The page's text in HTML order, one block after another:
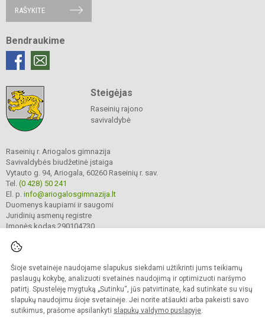
Šioje svetainėje naudojame slapukus siekdami užtikrinti jums teikiamų
paslaugų kokybę, analizuoti svetainės naudojimą ir optimizuoti naršymo
patirtį. Spustelėję mygtuką „Sutinku“, jūs patvirtinate, kad sutinkate su visų
slapukų naudojimu šioje svetainėje. Jei norite atšaukti arba pakeisti savo
sutikimus, prašome apsilankyti slapukų valdymo puslapyje.
RAŠYKITE
Bendraukime
Steigėjas
Raseinių rajono
savivaldybė
Raseinių r. Ariogalos gimnazija
Savivaldybės biudžetinė įstaiga
Vytauto g. 94, Ariogala, 60260 Raseinių r. sav.
Tel. (0 428) 50 241
El. p. info@ariogalosgimnazija.lt
Duomenys kaupiami ir saugomi
Juridinių asmenų registre
Įmonės kodas 290104730
© 2022. Raseinių r. Ariogalos gimnazija. Visos teisės saugomos.
Kopijuoti turinį be raštiško gimnazijos sutikimo griežtai draudžiama.
Prieinamumo paraiška Slapukų valdymas
Sumanus būdas atnaujinti